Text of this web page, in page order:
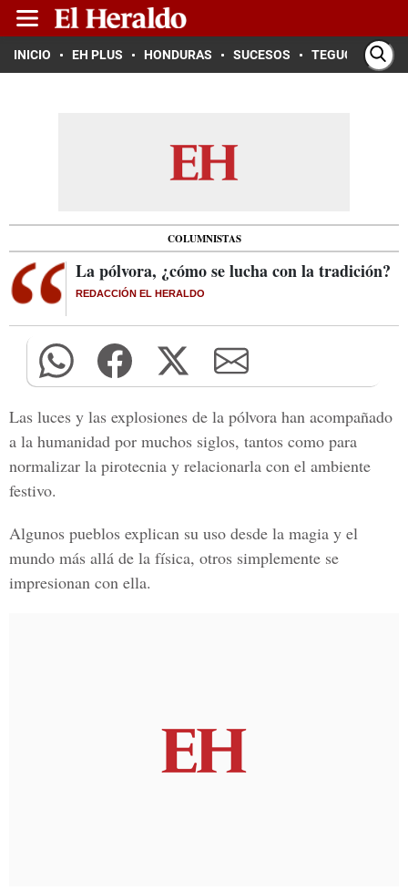
INICIO EH PLUS HONDURAS SUCESOS TEGUCIGALPA
COLUMNISTAS
La pólvora, ¿cómo se lucha con la tradición?
REDACCIÓN EL HERALDO
Las luces y las explosiones de la pólvora han acompañado
a la humanidad por muchos siglos, tantos como para
normalizar la pirotecnia y relacionarla con el ambiente
festivo.
Algunos pueblos explican su uso desde la magia y el
mundo más allá de la física, otros simplemente se
impresionan con ella.